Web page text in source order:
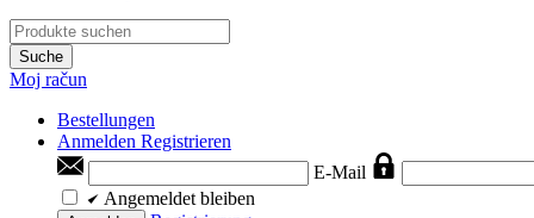
Suche
Moj račun
Bestellungen
Anmelden Registrieren
E-Mail
Angemeldet bleiben